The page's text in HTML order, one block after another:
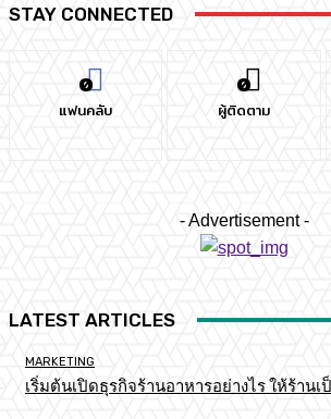
STAY CONNECTED
0
แฟนคลับ
0
ผู้ติดตาม
- Advertisement -
LATEST ARTICLES
MARKETING
เริ่มต้นเปิดธุรกิจร้านอาหารอย่างไร ให้ร้าน